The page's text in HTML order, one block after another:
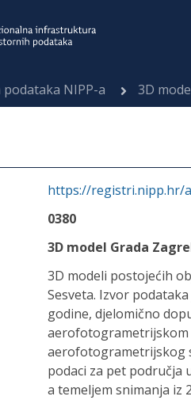
NIPP-a 3D
https://registri.nipp.hr/
0380
3D model Grada
3D modeli postojećih
Sesveta. Izvor
godine, djelomično
aerofotogrametrijskom
aerofotogrametrijskog
podaci za pet područja
a temeljem snimanja iz